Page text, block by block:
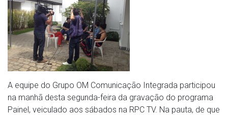
A equipe do Grupo OM Comunicação Integrada participou
na manhã desta segunda-feira da gravação do programa
Painel, veiculado aos sábados na RPC TV. Na pauta, de que